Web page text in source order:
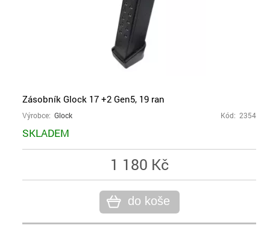
Zásobník Glock 17 +2 Gen5, 19 ran
Výrobce: Glock Kód: 2354
SKLADEM
1 180 Kč
do koše